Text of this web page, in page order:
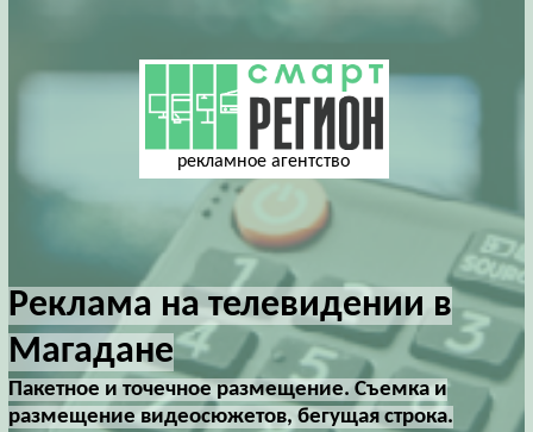
рекламное агентство
Реклама на телевидении в
Магадане
Пакетное и точечное размещение. Съемка и
размещение видеосюжетов, бегущая строка.